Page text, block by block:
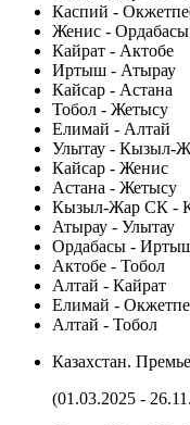
Каспий -
Женис - Ордабасы
Кайрат - Актобе
Иртыш - Атырау
Кайсар - Астана
Тобол - Жетысу
Елимай - Алтай
Улытау - Кызыл-
Кайсар - Женис
Астана - Жетысу
Кызыл-Жар СК -
Атырау - Улытау
Ордабасы -
Актобе - Тобол
Алтай - Кайрат
Елимай -
Алтай - Тобол
Казахстан.
(01.03.2025 -